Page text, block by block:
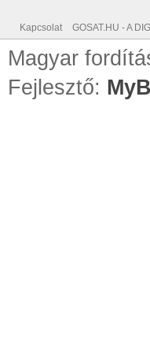
Kapcsolat GOSAT.HU - A
Magyar
Fejlesztő: